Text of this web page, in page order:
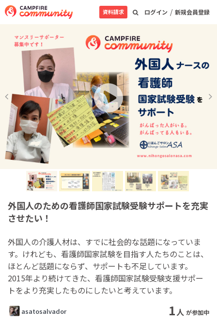
ログイン / 新規会員登録
資料請求
外国人のための看護師国家試験受験サポートを充実
させたい！
外国人の介護人材は、すでに社会的な話題になっていま
す。けれども、看護師国家試験を目指す人たちのことは、
ほとんど話題にならず、サポートも不足しています。
2015年より続けてきた、看護師国家試験受験支援サポー
トをより充実したものにしたいと考えています。
asatosalvador 1人 が参加中